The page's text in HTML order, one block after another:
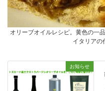
オリーブオイルレシピ。黄色の一
イタリアの
お知らせ